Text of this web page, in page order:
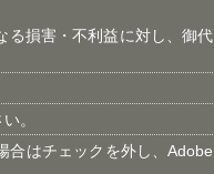
る損害・不利益に対し、御代
。
合はチェックを外し、Adobe